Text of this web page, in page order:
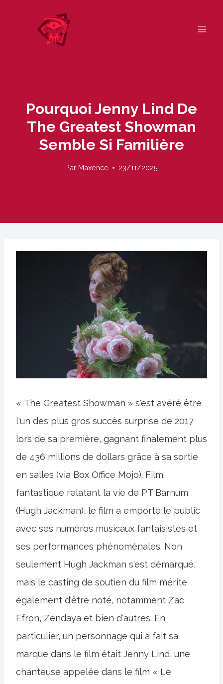
Pourquoi Jenny Lind De
The Greatest Showman
Semble Si Familière
Par Maxence 23/11/2025
« The Greatest Showman » s'est avéré être
l'un des plus gros succès surprise de 2017
lors de sa première, gagnant finalement plus
de 436 millions de dollars grâce à sa sortie
en salles (via Box Office Mojo). Film
fantastique relatant la vie de PT Barnum
(Hugh Jackman), le film a emporté le public
avec ses numéros musicaux fantaisistes et
ses performances phénoménales. Non
seulement Hugh Jackman s'est démarqué,
mais le casting de soutien du film mérite
également d'être noté, notamment Zac
Efron, Zendaya et bien d'autres. En
particulier, un personnage qui a fait sa
marque dans le film était Jenny Lind, une
chanteuse appelée dans le film « Le